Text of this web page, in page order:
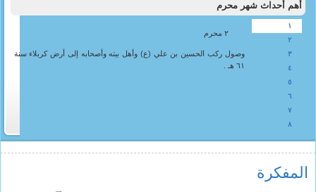
أهم أحداث شهر محرم
١
٢
٣
٤
٥
٦
٧
٨
٢ محرم
وصول ركب الحسين بن علي (ع) وأهل بيته وأصحابه إلى أرض كربلاء سنة
٦١ هـ .
المفکرة